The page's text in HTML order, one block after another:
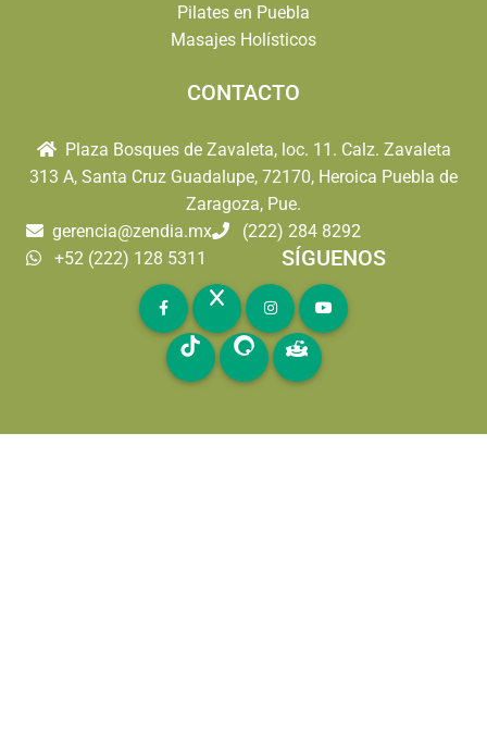
Pilates en Puebla
Masajes Holísticos
CONTACTO
Plaza Bosques de Zavaleta, loc. 11. Calz. Zavaleta
313 A, Santa Cruz Guadalupe, 72170, Heroica Puebla de
Zaragoza, Pue.
gerencia@zendia.mx
(222) 284 8292
+52 (222) 128 5311
SÍGUENOS